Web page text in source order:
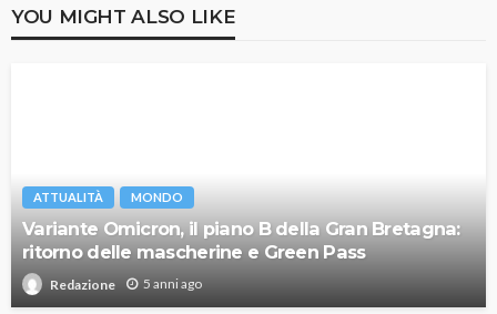
YOU MIGHT ALSO LIKE
ATTUALITÀ MONDO
Variante Omicron, il piano B della Gran Bretagna:
ritorno delle mascherine e Green Pass
Redazione 5 anni ago